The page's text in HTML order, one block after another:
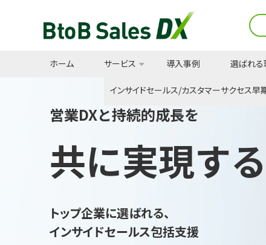
ホーム サービス
インサイドセールス/カスタマーサクセス早
導入事例 選ばれる
営業DXと持続的成長を
共に実現する
トップ企業に選ばれる、
インサイドセールス包括支援